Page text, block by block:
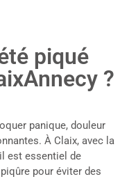
piqué
?
panique, douleur
À Claix, avec la
est essentiel de
pour éviter des